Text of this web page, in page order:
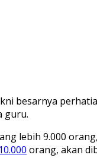
besarnya
guru.
lebih 9.000
10.000 orang, akan